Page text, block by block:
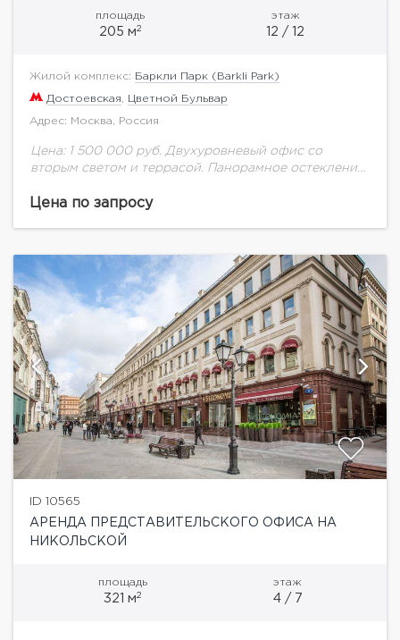
площадь
205 м2
этаж
12 / 12
Жилой комплекс: Баркли Парк (Barkli Park)
Достоевская Цветной Бульвар
Адрес: Москва, Россия
Цена: 1 500 000 руб. Двухуровневый офис со
вторым светом и террасой. Панорамное остекление,
Barkli Park — уникальный дом premium класса в...
Цена по запросу
ID 10565
АРЕНДА ПРЕДСТАВИТЕЛЬСКОГО ОФИСА НА
НИКОЛЬСКОЙ
площадь
321 м2
этаж
4 / 7